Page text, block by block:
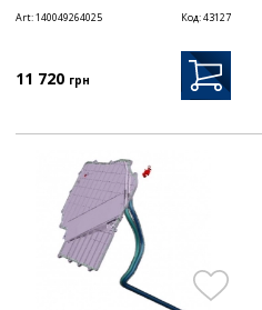
Art:140049264025 Код:43127
11 720 грн